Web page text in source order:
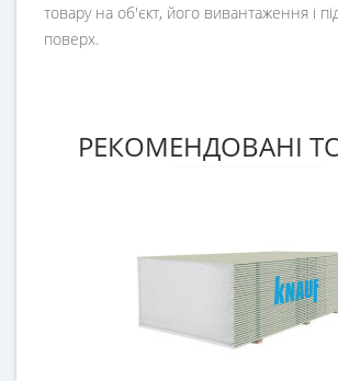
товару на об'єкт, його вивантаження і
поверх.
РЕКОМЕНДОВАНІ